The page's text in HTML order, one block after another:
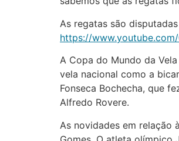
As regatas são
https://
A Copa do Mundo da
vela nacional como a
Fonseca Bochecha, que
Alfredo Rovere.
As novidades em relação